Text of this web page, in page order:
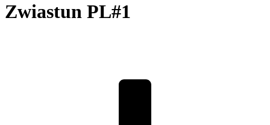
Zwiastun PL#1